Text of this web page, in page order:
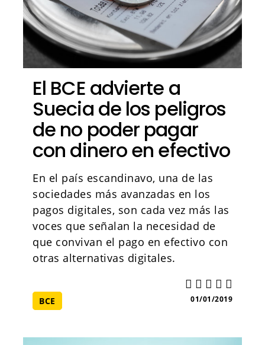
El BCE advierte a
Suecia de los peligros
de no poder pagar
con dinero en efectivo
En el país escandinavo, una de las
sociedades más avanzadas en los
pagos digitales, son cada vez más las
voces que señalan la necesidad de
que convivan el pago en efectivo con
otras alternativas digitales.
BCE 01/01/2019